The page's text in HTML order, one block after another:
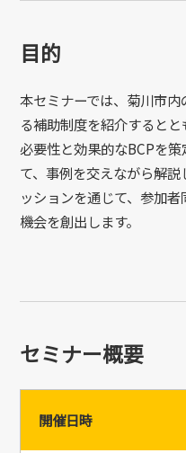
目的
本セミナーでは、菊川市内
る補助制度を紹介すると
必要性と効果的なBCPを
て、事例を交えながら解
ッションを通じて、参加
機会を創出します。
セミナー概要
開催日時